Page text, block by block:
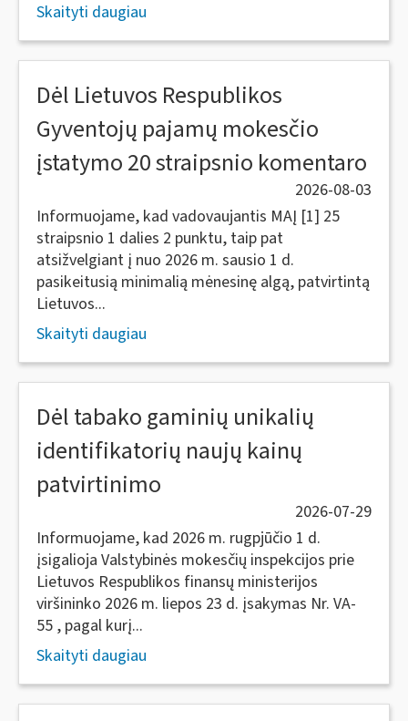
Skaityti daugiau
Dėl Lietuvos Respublikos
Gyventojų pajamų mokesčio
įstatymo 20 straipsnio komentaro
2026-08-03
Informuojame, kad vadovaujantis MAĮ [1] 25
straipsnio 1 dalies 2 punktu, taip pat
atsižvelgiant į nuo 2026 m. sausio 1 d.
pasikeitusią minimalią mėnesinę algą, patvirtintą
Lietuvos...
Skaityti daugiau
Dėl tabako gaminių unikalių
identifikatorių naujų kainų
patvirtinimo
2026-07-29
Informuojame, kad 2026 m. rugpjūčio 1 d.
įsigalioja Valstybinės mokesčių inspekcijos prie
Lietuvos Respublikos finansų ministerijos
viršininko 2026 m. liepos 23 d. įsakymas Nr. VA-
55 , pagal kurį...
Skaityti daugiau